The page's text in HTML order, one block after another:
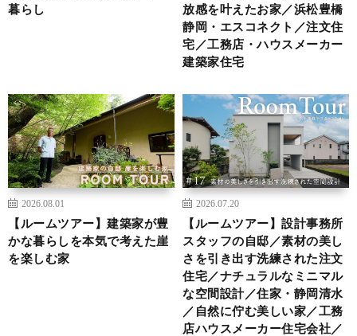
暮らし
放感を叶えたお家／浜松豊橋
静岡・エスコネクト／注文住
宅／工務店・ハウスメーカー
建築家住宅
2026.08.01
【ルームツアー】建築家が豊
かな暮らしを本気で考えた崖
を楽しむ家
2026.07.20
【ルームツアー】設計事務所
スタッフの自邸／素材の美し
さを引き出す洗練された注文
住宅／ナチュラルなミニマル
な空間設計／住家・静岡清水
／自然に佇む美しい家／工務
店ハウスメーカー住宅会社／